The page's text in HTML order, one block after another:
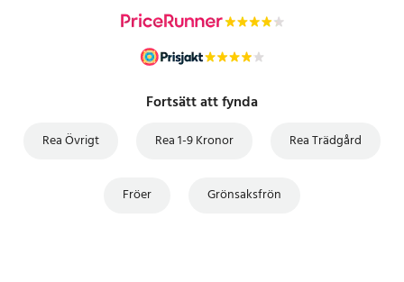
Fortsätt att fynda
Rea Övrigt Rea 1-9 Kronor Rea Trädgård
Fröer Grönsaksfrön